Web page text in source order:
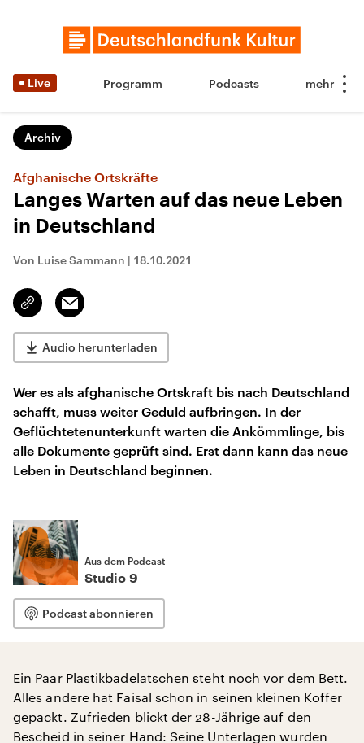
Live Programm Podcasts
Archiv
Afghanische Ortskräfte
Langes Warten auf das neue Leben
in Deutschland
Von Luise Sammann | 18.10.2021
Link
kopieren/teilen
Email
Audio herunterladen
Wer es als afghanische Ortskraft bis nach Deutschland
schafft, muss weiter Geduld aufbringen. In der
Geflüchtetenunterkunft warten die Ankömmlinge, bis
alle Dokumente geprüft sind. Erst dann kann das neue
Leben in Deutschland beginnen.
Aus dem Podcast
Studio 9
Podcast abonnieren
Ein Paar Plastikbadelatschen steht noch vor dem Bett.
Alles andere hat Faisal schon in seinen kleinen Koffer
gepackt. Zufrieden blickt der 28-Jährige auf den
Bescheid in seiner Hand: Seine Unterlagen wurden